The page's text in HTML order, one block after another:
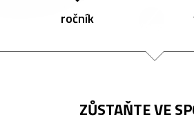
ročník
ZŮSTAŇTE VE